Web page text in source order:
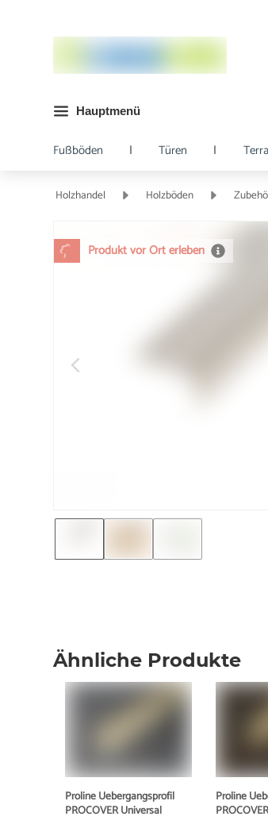
Hauptmenü
Fußböden | Türen |
Holzhandel Holzböden
Produkt vor Ort erleben
Ähnliche Produkte
Proline Uebergangsprofil
PROCOVER Universal
Proline